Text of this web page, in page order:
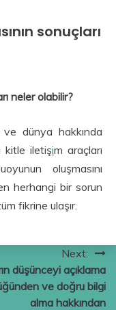
sonuçları
neler olabilir?
ve dünya hakkında
kitle iletişim araçları
oluşmasını
herhangi bir sorun
fikrine ulaşır.
Next:
düşünceyi açıklama
ve doğru bilgi
alma hakkından